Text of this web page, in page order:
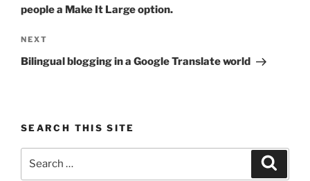
people a Make It Large option.
Next
Post
NEXT
Bilingual blogging in a Google Translate world
SEARCH THIS SITE